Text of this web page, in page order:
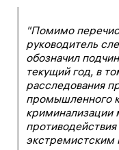
"Помимо
руководитель
обозначил
текущий год, в
расследования
промышленного
криминализации
экстремистским